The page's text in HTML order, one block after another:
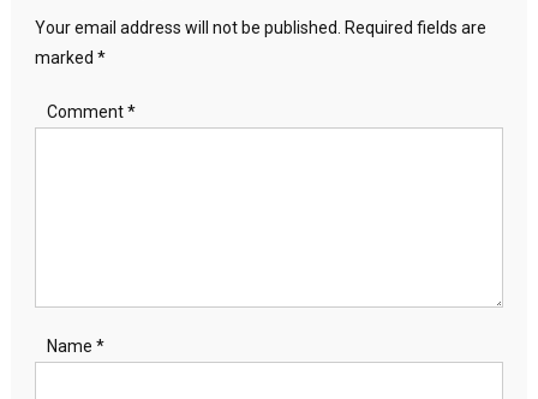
Your email address will not be published.
Required fields are
marked *
Comment*
Name *